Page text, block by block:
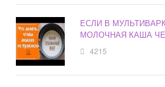
ЕСЛИ В
МОЛОЧНАЯ КАША
4215